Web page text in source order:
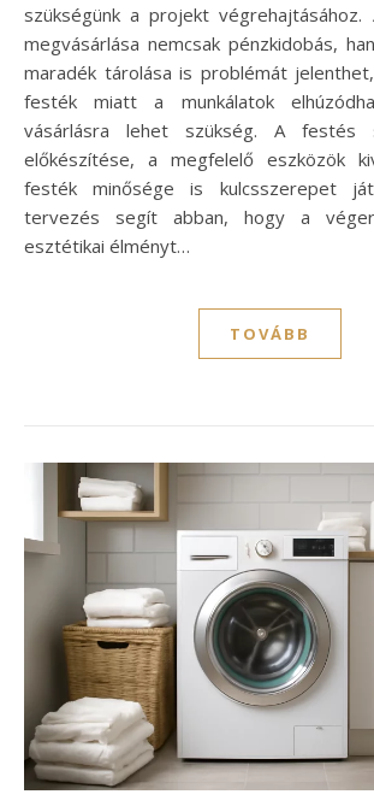
szükségünk a projekt
megvásárlása nemcsak pénzkidobás,
maradék tárolása is problémát
festék miatt a munkálatok
vásárlásra lehet szükség. A festés
előkészítése, a megfelelő eszközök
festék minősége is kulcsszerepet
tervezés segít abban, hogy a
esztétikai élményt…
TOVÁBB